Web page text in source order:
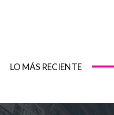
LO MÁS RECIENTE